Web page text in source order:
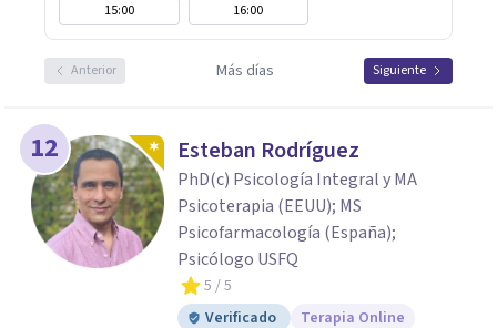
15:00
16:00
Anterior Más días Siguiente
12 Esteban Rodríguez
PhD(c) Psicología Integral y MA
Psicoterapia (EEUU); MS
Psicofarmacología (España);
Psicólogo USFQ
5 / 5
Verificado
Terapia Online